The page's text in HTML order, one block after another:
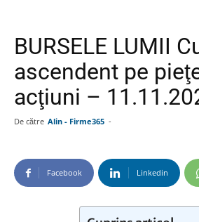
BURSELE LUMII
ascendent pe
acţiuni –
De către Alin - Firme365 -
Facebook Linkedin